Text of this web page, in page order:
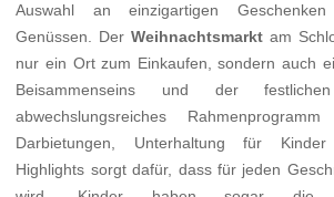
Auswahl an einzigartigen
Genüssen. DerWeihnachtsmarkt am
nur ein Ort zum Einkaufen, sondern auch
Beisammenseins und der
abwechslungsreiches
Darbietungen, Unterhaltung für
Highlights sorgt dafür, dass für jeden